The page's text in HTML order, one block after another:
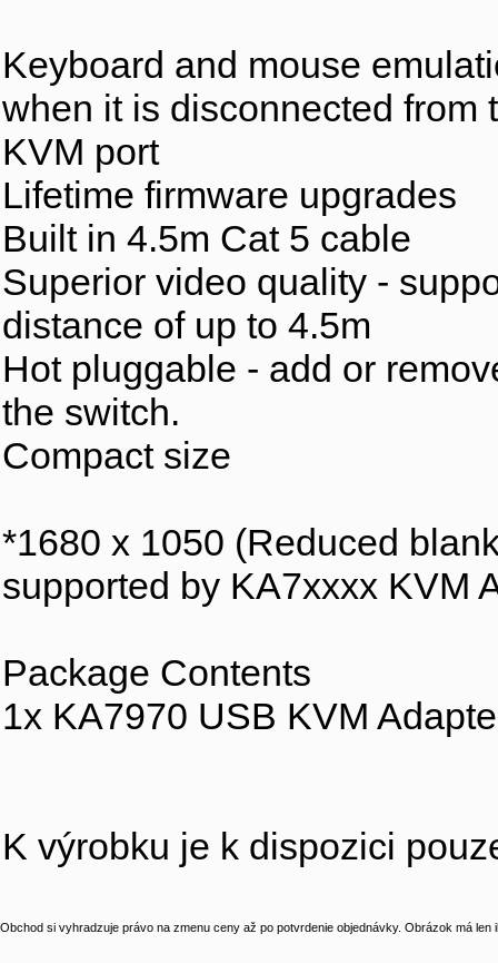
Keyboard and mouse
when it is disconnected from
KVM port
Lifetime firmware upgrades
Built in 4.5m Cat 5 cable
Superior video quality -
distance of up to 4.5m
Hot pluggable - add or
the switch.
Compact size
*1680 x 1050 (Reduced
supported by KA7xxxx KVM
Package Contents
1x KA7970 USB KVM
K výrobku je k dispozici
Obchod si vyhradzuje právo na zmenu ceny až po potvrdenie objednávky. Obrázok má len